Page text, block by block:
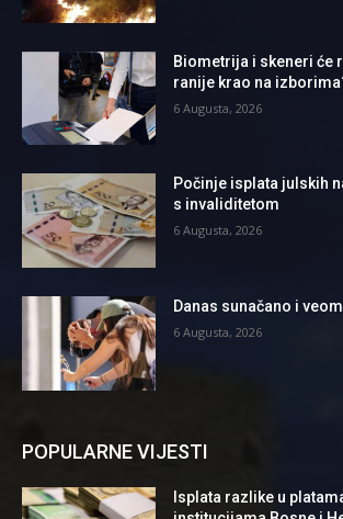
Biometrija i skeneri će
ranije krao na
6 Augusta, 2026
Počinje isplata julskih
s invaliditetom
6 Augusta, 2026
Danas sunačano i
6 Augusta, 2026
POPULARNE VIJESTI
Isplata razlike u